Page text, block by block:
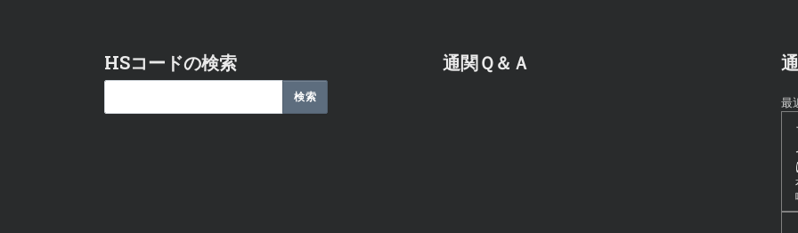
HSコードの検索 通関Ｑ＆Ａ
最